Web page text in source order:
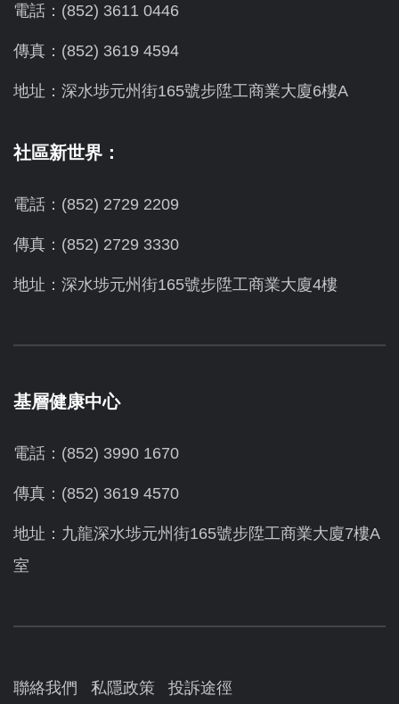
電話：(852) 3611 0446
傳真：(852) 3619 4594
地址： 深水埗元州街165號步陞工商業大廈6樓A
社區新世界：
電話：(852) 2729 2209
傳真：(852) 2729 3330
地址：深水埗元州街165號步陞工商業大廈4樓
基層健康中心
電話：(852) 3990 1670
傳真：(852) 3619 4570
地址：九龍深水埗元州街165號步陞工商業大廈7樓A
室
聯絡我們 私隱政策 投訴途徑